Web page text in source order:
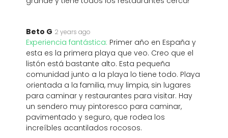
Beto G 2 years ago
Experiencia fantástica: Primer año en España y
esta es la primera playa que veo. Creo que el
listón está bastante alto. Esta pequeña
comunidad junto a la playa lo tiene todo. Playa
orientada a la familia, muy limpia, sin lugares
para caminar y restaurantes para visitar. Hay
un sendero muy pintoresco para caminar,
pavimentado y seguro, que rodea los
increíbles acantilados rocosos.